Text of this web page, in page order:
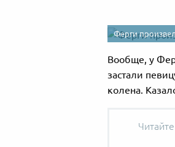
Ферги
Вообще, у
застали
колена.